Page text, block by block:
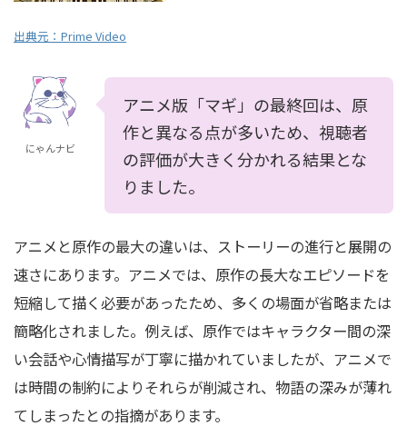
出典元： Prime Video
にゃんナビ
アニメ版「マギ」の最終回は、原
作と異なる点が多いため、視聴者
の評価が大きく分かれる結果とな
りました。
アニメと原作の最大の違いは、ストーリーの進行と展開の
速さにあります。アニメでは、原作の長大なエピソードを
短縮して描く必要があったため、多くの場面が省略または
簡略化されました。例えば、原作ではキャラクター間の深
い会話や心情描写が丁寧に描かれていましたが、アニメで
は時間の制約によりそれらが削減され、物語の深みが薄れ
てしまったとの指摘があります。